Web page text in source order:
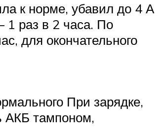
к норме, убавил до 4 А
1 раз в 2 часа. По
для окончательного
При зарядке,
АКБ тампоном,